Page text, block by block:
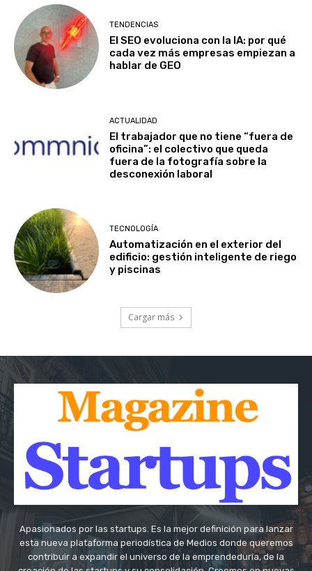
TENDENCIAS
El SEO evoluciona con la IA: por qué
cada vez más empresas empiezan a
hablar de GEO
ACTUALIDAD
El trabajador que no tiene “fuera de
oficina”: el colectivo que queda
fuera de la fotografía sobre la
desconexión laboral
TECNOLOGÍA
Automatización en el exterior del
edificio: gestión inteligente de riego
y piscinas
Cargar más
Apasionados por las startups. Es la mejor definición para lanzar
esta nueva plataforma periodística de Medios donde queremos
contribuir a expandir el universo de la emprendeduría, de la